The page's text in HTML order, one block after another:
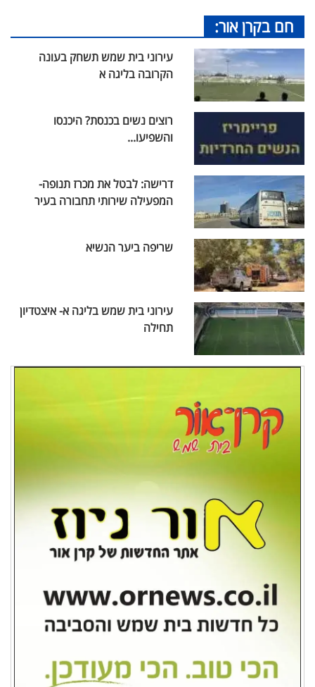
חם בקרן אור:
עירוני בית שמש תשחק בעונה
הקרובה בליגה א
רוצים נשים בכנסת? היכנסו
והשפיעו...
דרישה: לבטל את מכרז תנופה-
המפעילה שירותי תחבורה בעיר
שריפה ביער הנשיא
עירוני בית שמש בליגה א- איצטדיון
תחילה